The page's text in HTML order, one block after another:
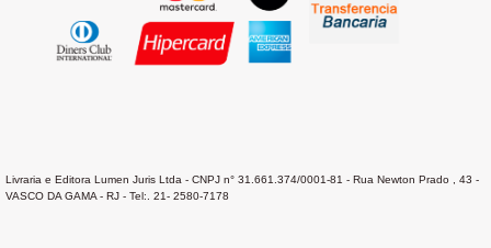
Livraria e Editora Lumen Juris Ltda - CNPJ n° 31.661.374/0001-81 - Rua Newton Prado , 43 -
VASCO DA GAMA - RJ - Tel:. 21- 2580-7178